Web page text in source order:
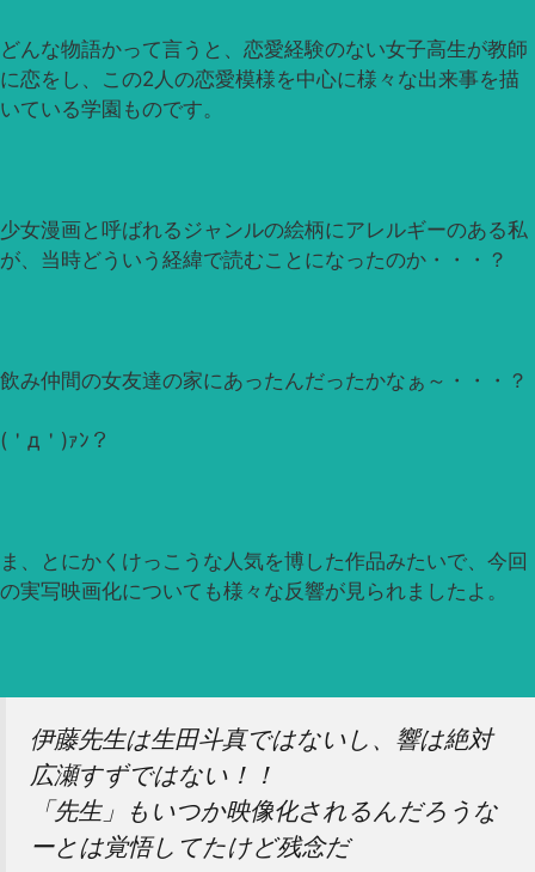
どんな物語かって言うと、恋愛経験のない女子高生が教師
に恋をし、この2人の恋愛模様を中心に様々な出来事を描
いている学園ものです。
少女漫画と呼ばれるジャンルの絵柄にアレルギーのある私
が、当時どういう経緯で読むことになったのか・・・？
飲み仲間の女友達の家にあったんだったかなぁ～・・・？
(＇д＇)ｧﾝ？
ま、とにかくけっこうな人気を博した作品みたいで、今回
の実写映画化についても様々な反響が見られましたよ。
伊藤先生は生田斗真ではないし、響は絶対
広瀬すずではない！！
「先生」もいつか映像化されるんだろうな
ーとは覚悟してたけど残念だ